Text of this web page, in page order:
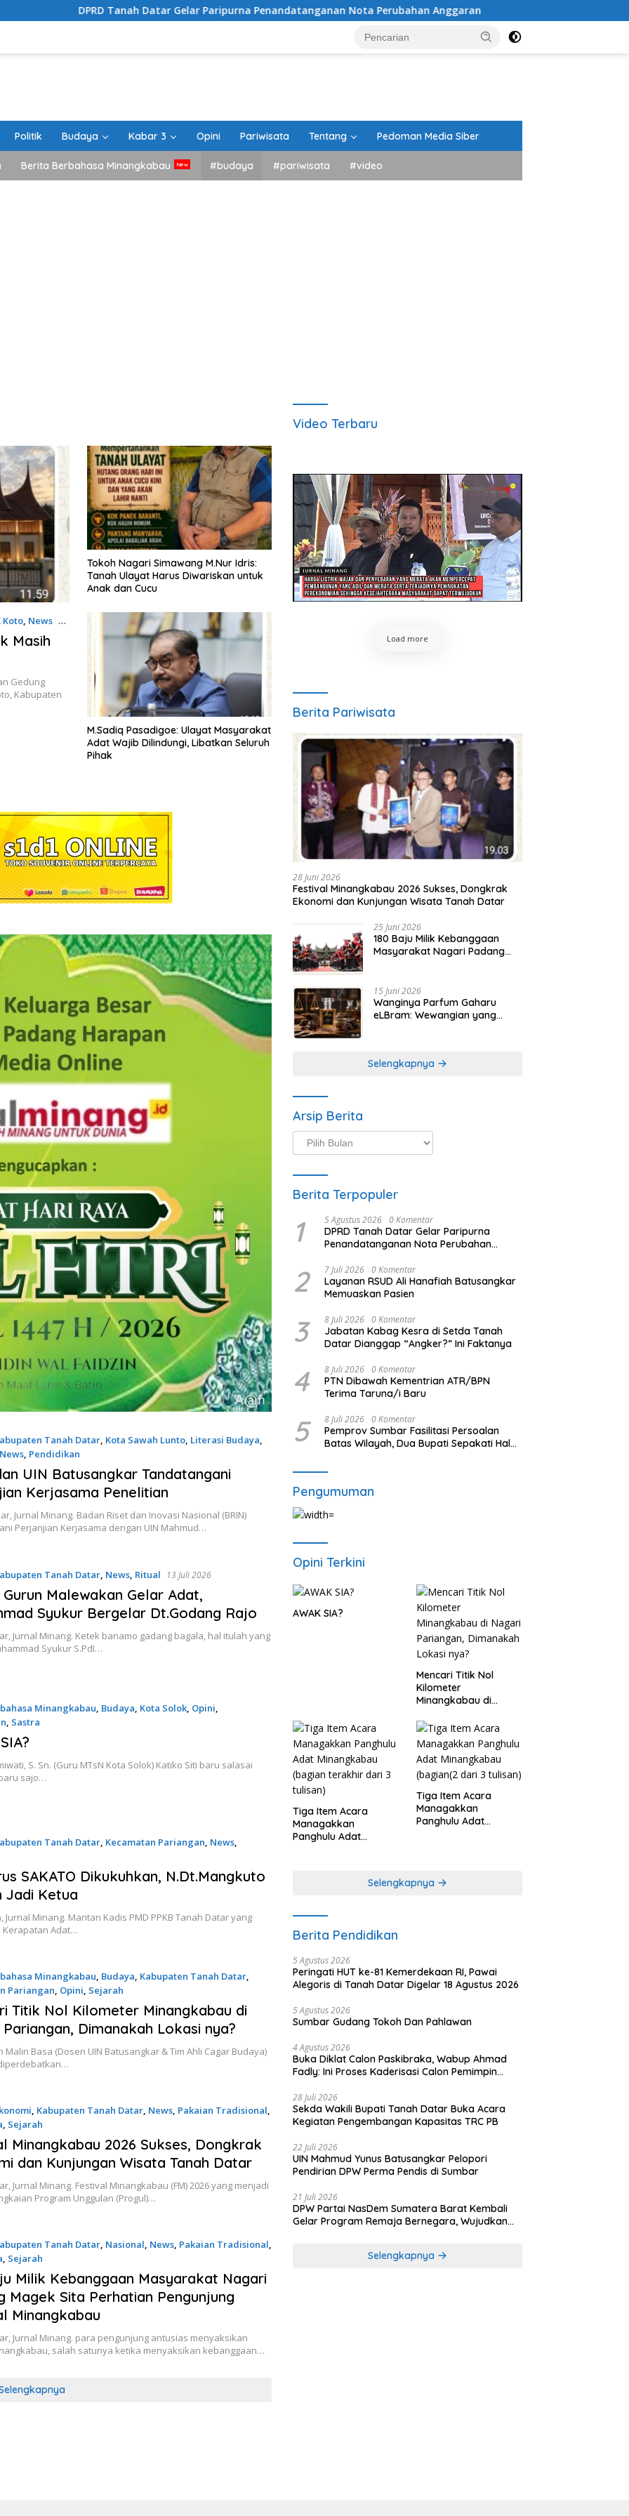
DPRD Tanah Datar Gelar Paripurna Penandatanganan Nota Perubahan Anggaran Peringati HUT ke-81 Kemerdekaan
Politik Budaya Kabar 3 Opini Pariwisata Tentang Pedoman Media Siber
Berita Berbahasa Minangkabau #budaya #pariwisata #video
Koto News 5
Masih
Gedung
Kabupaten
Tokoh Nagari Simawang M.Nur Idris:
Tanah Ulayat Harus Diwariskan untuk
Anak dan Cucu
M.Sadiq Pasadigoe: Ulayat Masyarakat
Adat Wajib Dilindungi, Libatkan Seluruh
Pihak
Tanah Datar, Kota Sawah Lunto, Literasi Budaya,
News, Pendidikan
UIN Batusangkar Tandatangani
Kerjasama Penelitian
Jurnal Minang. Badan Riset dan Inovasi Nasional (BRIN)
Perjanjian Kerjasama dengan UIN Mahmud…
Tanah Datar, News, Ritual 13 Juli 2026
Malewakan Gelar Adat,
Syukur Bergelar Dt.Godang Rajo
Jurnal Minang. Ketek banamo gadang bagala, hal itulah yang
Syukur S.PdI…
Minangkabau, Budaya, Kota Solok, Opini,
, Sastra
S. Sn. (Guru MTsN Kota Solok) Katiko Siti baru salasai
sajo…
Tanah Datar, Kecamatan Pariangan, News,
SAKATO Dikukuhkan, N.Dt.Mangkuto
Jadi Ketua
Jurnal Minang. Mantan Kadis PMD PPKB Tanah Datar yang
Kerapatan Adat…
Minangkabau, Budaya, Kabupaten Tanah Datar,
Pariangan, Opini, Sejarah
Titik Nol Kilometer Minangkabau di
Dimanakah Lokasi nya?
Malin Basa (Dosen UIN Batusangkar & Tim Ahli Cagar Budaya)
, Kabupaten Tanah Datar, News, Pakaian Tradisional,
, Sejarah
Minangkabau 2026 Sukses, Dongkrak
dan Kunjungan Wisata Tanah Datar
Jurnal Minang. Festival Minangkabau (FM) 2026 yang menjadi
Program Unggulan (Progul)…
Tanah Datar, Nasional News, Pakaian Tradisional
Sejarah
Milik Kebanggaan Masyarakat Nagari
Magek Sita Perhatian Pengunjung
Minangkabau
Jurnal Minang. para pengunjung antusias menyaksikan
salah satunya ketika menyaksikan kebanggaan…
Video Terbaru
Load more
Berita Pariwisata
28 Juni 2026
Festival Minangkabau 2026 Sukses, Dongkrak
Ekonomi dan Kunjungan Wisata Tanah Datar
25 Juni 2026
180 Baju Milik Kebanggaan
Masyarakat Nagari Padang
Minangkabau
15 Juni 2026
Wanginya Parfum Gaharu
eLBram: Wewangian yang
Selengkapnya
Arsip Berita
Arsip
Berita
Berita Terpopuler
1 5 Agustus 2026 0 Komentar
DPRD Tanah Datar Gelar Paripurna
Penandatanganan Nota Perubahan
2 7 Juli 2026 0 Komentar
Layanan RSUD Ali Hanafiah Batusangkar
Memuaskan Pasien
3 8 Juli 2026 0 Komentar
Jabatan Kabag Kesra di Setda Tanah
Datar Dianggap “Angker?” Ini Faktanya
4 8 Juli 2026 0 Komentar
PTN Dibawah Kementrian ATR/BPN
Terima Taruna/i Baru
5 8 Juli 2026 0 Komentar
Pemprov Sumbar Fasilitasi Persoalan
Batas Wilayah, Dua Bupati Sepakati Hal
Pengumuman
Opini Terkini
AWAK SIA?
Mencari Titik Nol
Kilometer
Minangkabau di
Dimanakah Lokasi
nya?
Tiga Item Acara
Managakkan
Panghulu Adat
Tiga Item Acara
Managakkan
Panghulu Adat
Selengkapnya
Berita Pendidikan
5 Agustus 2026
Peringati HUT ke-81 Kemerdekaan RI, Pawai
Alegoris di Tanah Datar Digelar 18 Agustus 2026
5 Agustus 2026
Sumbar Gudang Tokoh Dan Pahlawan
4 Agustus 2026
Buka Diklat Calon Paskibraka, Wabup Ahmad
Fadly: Ini Proses Kaderisasi Calon Pemimpin
28 Juli 2026
Sekda Wakili Bupati Tanah Datar Buka Acara
Kegiatan Pengembangan Kapasitas TRC PB
22 Juli 2026
UIN Mahmud Yunus Batusangkar Pelopori
Pendirian DPW Perma Pendis di Sumbar
21 Juli 2026
DPW Partai NasDem Sumatera Barat Kembali
Gelar Program Remaja Bernegara, Wujudkan
Selengkapnya